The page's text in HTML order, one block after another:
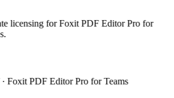
licensing for Foxit PDF Editor Pro for
Foxit PDF Editor Pro for Teams